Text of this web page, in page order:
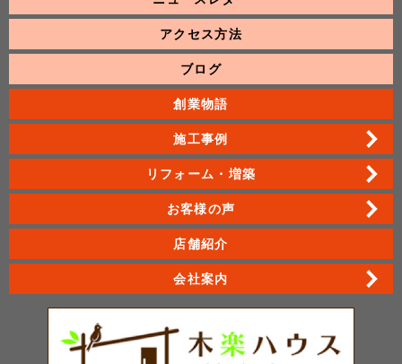
アクセス方法
ブログ
創業物語
施工事例
リフォーム・増築
お客様の声
店舗紹介
会社案内